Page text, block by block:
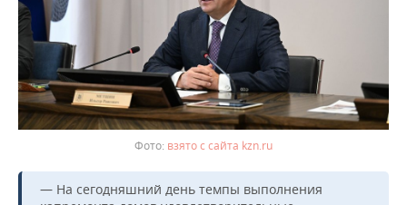
взято с сайта kzn.ru
— На сегодняшний день темпы выполнения